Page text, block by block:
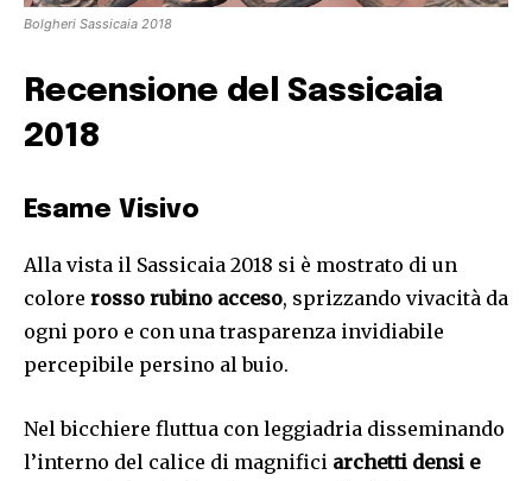
Bolgheri Sassicaia 2018
Recensione del Sassicaia
2018
Esame Visivo
Alla vista il Sassicaia 2018 si è mostrato di un
colore rosso rubino acceso, sprizzando vivacità da
ogni poro e con una trasparenza invidiabile
percepibile persino al buio.
Nel bicchiere fluttua con leggiadria disseminando
l’interno del calice di magnifici archetti densi e